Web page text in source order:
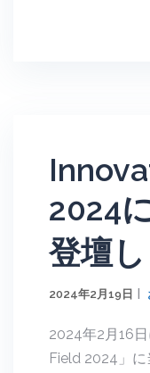
2024
登壇
2024年2月19日
2024年2月16
Field 2024」